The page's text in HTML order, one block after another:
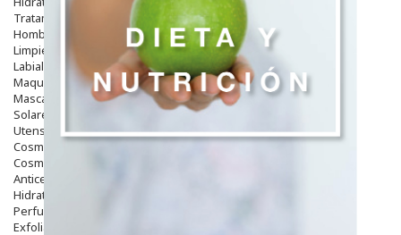
Tratamientos De Noche
Hombre
Limpieza
Labiales
Maquillajes Y Color
Mascarillas
Solares
Utensilios
Cosmética Capilar
Cosmética Corporal
Anticelulíticos
Hidratantes Corporales
Perfumes Y Colonias
Exfoliantes Corporales